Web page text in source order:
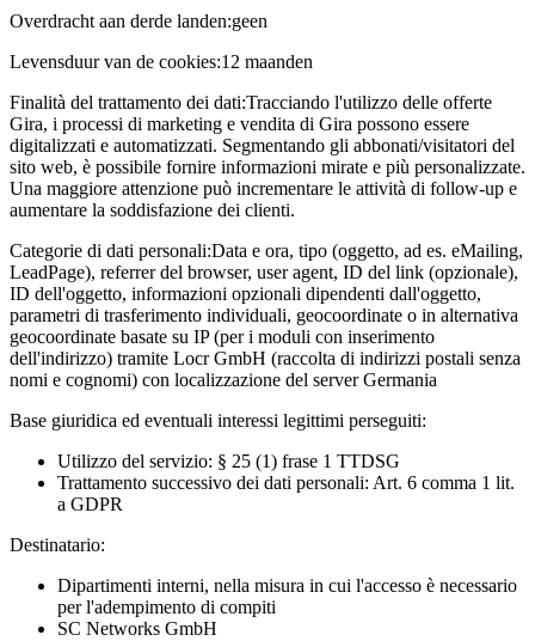
Overdracht aan derde landen:geen
Levensduur van de cookies:12 maanden
Finalità del trattamento dei dati:Tracciando l'utilizzo delle offerte
Gira, i processi di marketing e vendita di Gira possono essere
digitalizzati e automatizzati. Segmentando gli abbonati/visitatori del
sito web, è possibile fornire informazioni mirate e più personalizzate.
Una maggiore attenzione può incrementare le attività di follow-up e
aumentare la soddisfazione dei clienti.
Categorie di dati personali:Data e ora, tipo (oggetto, ad es. eMailing,
LeadPage), referrer del browser, user agent, ID del link (opzionale),
ID dell'oggetto, informazioni opzionali dipendenti dall'oggetto,
parametri di trasferimento individuali, geocoordinate o in alternativa
geocoordinate basate su IP (per i moduli con inserimento
dell'indirizzo) tramite Locr GmbH (raccolta di indirizzi postali senza
nomi e cognomi) con localizzazione del server Germania
Base giuridica ed eventuali interessi legittimi perseguiti:
Utilizzo del servizio: § 25 (1) frase 1 TTDSG
Trattamento successivo dei dati personali: Art. 6 comma 1 lit.
a GDPR
Destinatario:
Dipartimenti interni, nella misura in cui l'accesso è necessario
per l'adempimento di compiti
SC Networks GmbH